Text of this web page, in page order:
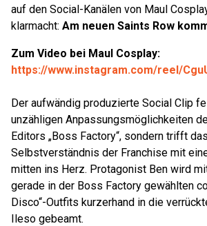
auf den Social-Kanälen von Maul
klarmacht: Am neuen Saints Row
Zum Video bei Maul Cosplay:
https://www.instagram.com/reel/
Der aufwändig produzierte Social Clip
unzähligen Anpassungsmöglichkeiten
Editors „Boss Factory“, sondern trifft das
Selbstverständnis der Franchise mit
mitten ins Herz. Protagonist Ben wird
gerade in der Boss Factory gewählten
Disco“-Outfits kurzerhand in die
Ileso gebeamt.